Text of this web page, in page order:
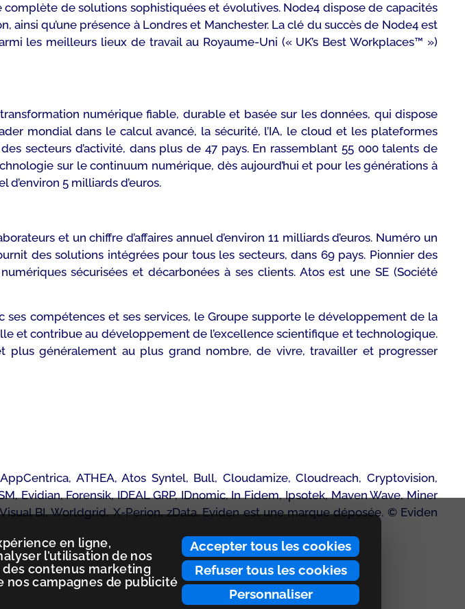
Accepter tous les cookies
Refuser tous les cookies
Personnaliser
en ligne,
l’utilisation de nos
contenus marketing
nos campagnes de publicité
de solutions sophistiquées et évolutives. Node4 dispose de capacités
qu’une présence à Londres et Manchester. La clé du succès de Node4 est
les meilleurs lieux de travail au Royaume-Uni (« UK’s Best Workplaces™ »)
numérique fiable, durable et basée sur les données, qui dispose
mondial dans le calcul avancé, la sécurité, l’IA, le cloud et les plateformes
secteurs d’activité, dans plus de 47 pays. En rassemblant 55 000 talents de
sur le continuum numérique, dès aujourd’hui et pour les générations à
5 milliards d’euros.
et un chiffre d’affaires annuel d’environ 11 milliards d’euros. Numéro un
des solutions intégrées pour tous les secteurs, dans 69 pays. Pionnier des
sécurisées et décarbonées à ses clients. Atos est une SE (Société
ses compétences et ses services, le Groupe supporte le développement de la
et contribue au développement de l’excellence scientifique et technologique.
généralement au plus grand nombre, de vivre, travailler et progresser
ATHEA, Atos Syntel, Bull, Cloudamize, Cloudreach, Cryptovision,
Evidian, Forensik, IDEAL GRP, IDnomic, In Fidem, Ipsotek, Maven Wave, Miner
BI, Worldgrid, X-Perion, zData.Eviden est une marque déposée. © Eviden